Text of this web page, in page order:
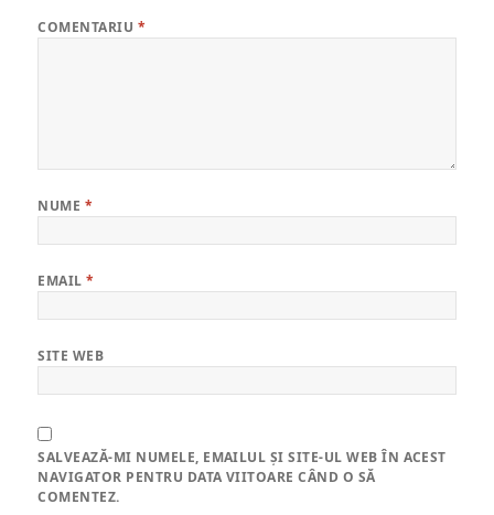
COMENTARIU *
NUME *
EMAIL*
SITE WEB
SALVEAZĂ-MI NUMELE, EMAILUL ȘI SITE-UL WEB ÎN ACEST
NAVIGATOR PENTRU DATA VIITOARE CÂND O SĂ
COMENTEZ.